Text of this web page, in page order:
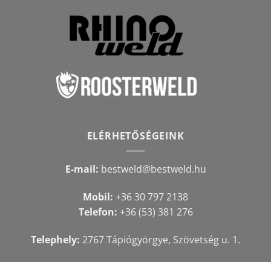
ELÉRHETŐSÉGEINK
E-mail: bestweld@bestweld.hu
Mobil: +36 30 797 2138
Telefon: +36 (53) 381 276
Telephely: 2767 Tápiógyörgye, Szövetség u. 1.